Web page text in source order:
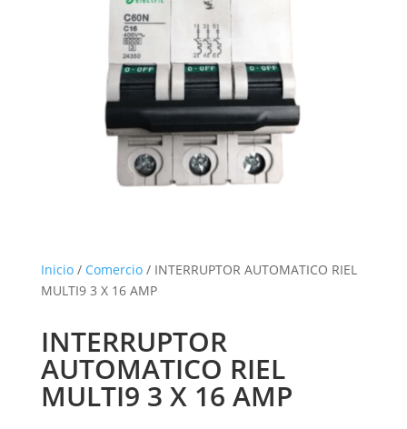
Inicio/ Comercio/ INTERRUPTOR AUTOMATICO RIEL
MULTI9 3 X 16 AMP
INTERRUPTOR
AUTOMATICO RIEL
MULTI9 3 X 16 AMP